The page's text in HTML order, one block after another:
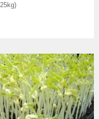
25kg)